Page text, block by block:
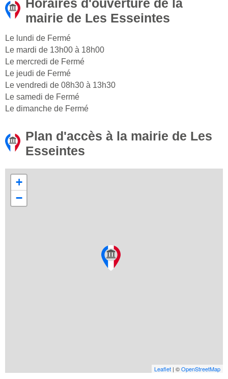
Horaires d'ouverture de la
mairie de Les Esseintes
Le lundi de Fermé
Le mardi de 13h00 à 18h00
Le mercredi de Fermé
Le jeudi de Fermé
Le vendredi de 08h30 à 13h30
Le samedi de Fermé
Le dimanche de Fermé
Plan d'accès à la mairie de Les
Esseintes
+
−
Leaflet | ©OpenStreetMap